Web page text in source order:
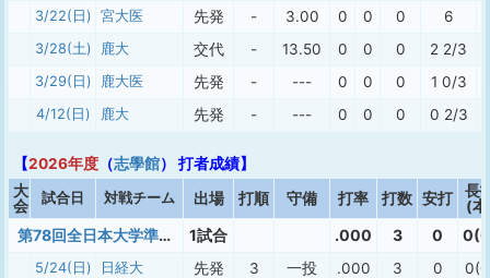
3/22(日) 宮大医 先発 - 3.00 0 0 0 6
3/28(土) 鹿大 交代 - 13.50 0 0 0 2 2/3
3/29(日) 鹿大医 先発 - --- 0 0 0 1 0/3
4/12(日) 鹿大 先発 - --- 0 0 0 0 2/3
【2026年度 （志學館） 打者成績】
大
会
試合日 対戦チーム 出場 打順 守備 打率 打数 安打
長
(
第78回全日本大学準硬式野球九州選手権大会 1試合 .000 3 0
5/24(日) 日経大 先発 3 一投 .000 3 0